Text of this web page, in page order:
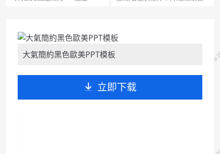
大氣簡約黑色歐美PPT模板
立即下载